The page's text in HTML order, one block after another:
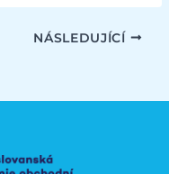
NÁSLEDUJÍCÍ